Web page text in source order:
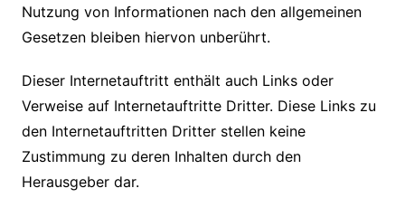
Nutzung von Informationen nach den allgemeinen
Gesetzen bleiben hiervon unberührt.
Dieser Internetauftritt enthält auch Links oder
Verweise auf Internetauftritte Dritter. Diese Links zu
den Internetauftritten Dritter stellen keine
Zustimmung zu deren Inhalten durch den
Herausgeber dar.